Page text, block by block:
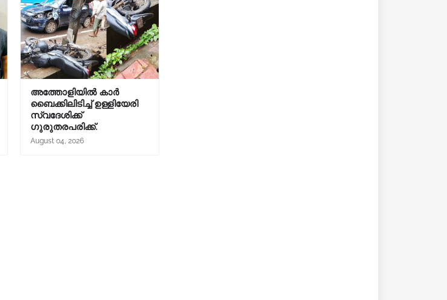
അത്തോളിയിൽ കാർ
ബൈക്കിലിടിച്ച് ഉള്ളിയേരി
സ്വദേശിക്ക്
ഗുരുതരപരിക്ക്.
August 04, 2026